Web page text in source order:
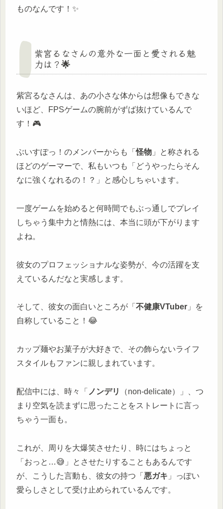
ものなんです！✨
紫宮るなさんの意外な一面と愛される魅
力は？🌟
紫宮るなさんは、あの小さな体からは想像もできな
いほど、FPSゲームの腕前がずば抜けているんで
す！🎮
ぶいすぽっ！のメンバーからも「怪物 」と称される
ほどのゲーマーで、私もいつも「どうやったらそん
なに強くなれるの！？」と感心しちゃいます。
一度ゲームを始めると何時間でもぶっ通しでプレイ
しちゃう集中力と情熱には、本当に頭が下がります
よね。
彼女のプロフェッショナルな姿勢が、今の活躍を支
えているんだなと実感します。
そして、彼女の面白いところが「 不健康VTuber 」を
自称していること！😂
カップ麺やお菓子が大好きで、その飾らないライフ
スタイルもファンに親しまれています。
配信中には、時々「 ノンデリ
（non-delicate）」、つ
まり空気を読まずに思ったことをストレートに言っ
ちゃう一面も。
これが、周りを大爆笑させたり、時にはちょっと
「おっと…😅」とさせたりすることもあるんです
が、こうした言動も、彼女の持つ「 悪ガキ 」っぽい
愛らしさとして受け止められているんです。